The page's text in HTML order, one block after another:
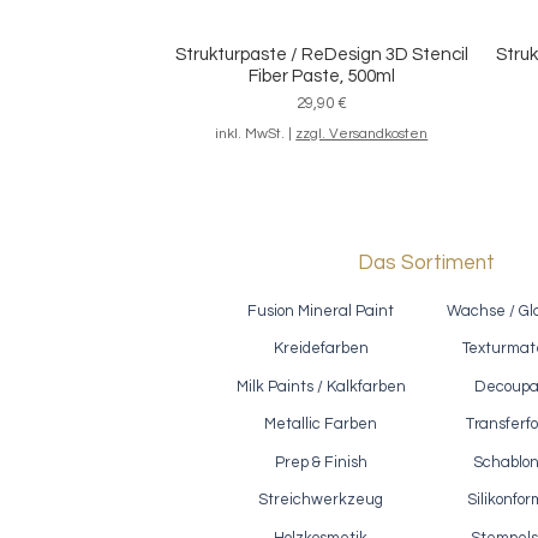
Schnellansicht
Strukturpaste / ReDesign 3D Stencil
Fiber Paste, 500ml
Preis
29,90 €
inkl. MwSt. zzgl. Versandkosten
Schnellansicht
Reißlack / Polyvine - Crackle Glaze,
500ml
Das Sortiment
Fusion Mineral Paint Wachse /
Kreidefarben
Milk Paints / Kalkfarben
Metallic Farben
Prep & Finish
Streichwerkzeug